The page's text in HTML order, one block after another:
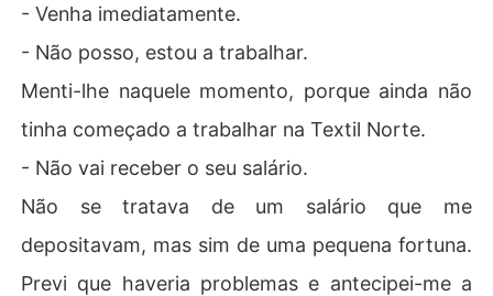
- Venha imediatamente.
- Não posso, estou a trabalhar.
Menti-lhe naquele momento, porque ainda não
tinha começado a trabalhar na Textil Norte.
- Não vai receber o seu salário.
Não se tratava de um salário que me
depositavam, mas sim de uma pequena fortuna.
Previ que haveria problemas e antecipei-me a